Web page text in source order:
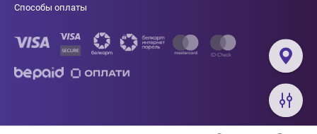
Способы оплаты